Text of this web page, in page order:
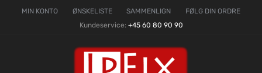
MIN KONTO ØNSKELISTE SAMMENLIGN
FØLG DIN ORDRE
Kundeservice: +45 60 80 90 90